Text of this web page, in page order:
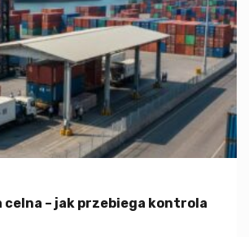
celna – jak przebiega kontrola